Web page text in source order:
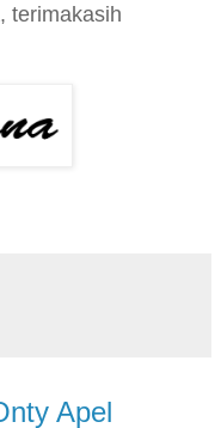
terimakasih
Apel